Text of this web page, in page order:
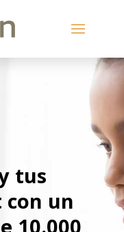
tus
con un
10.000